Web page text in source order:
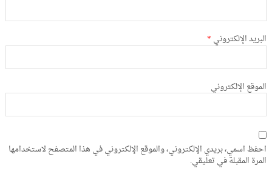
البريد الإلكتروني *
الموقع الإلكتروني
احفظ اسمي، بريدي الإلكتروني، والموقع الإلكتروني في هذا المتصفح لاستخدامها
المرة المقبلة في تعليقي.